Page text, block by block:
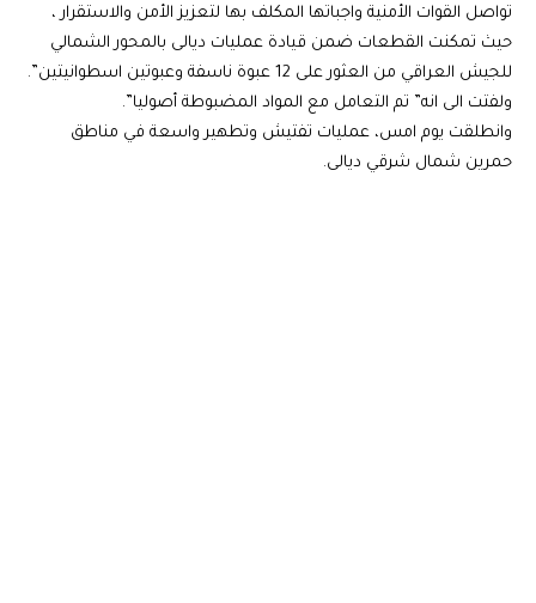
تواصل القوات الأمنية واجباتها المكلف بها لتعزيز الأمن والاستقرار ،
حيث تمكنت القطعات ضمن قيادة عمليات ديالى بالمحور الشمالي
للجيش العراقي من العثور على 12 عبوة ناسفة وعبوتين اسطوانيتين”.
ولفتت الى انه” تم التعامل مع المواد المضبوطة أصوليا”.
وانطلقت يوم امس، عمليات تفتيش وتطهير واسعة في مناطق
حمرين شمال شرقي ديالى.